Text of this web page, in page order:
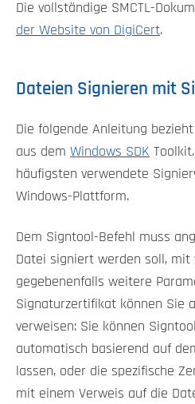
Die vollständige SMCTL-
der Website von DigiCert.
Dateien Signieren mit
Die folgende Anleitung
aus dem Windows SDK
häufigsten verwendete
Windows-Plattform.
Dem Signtool-Befehl muss
Datei signiert werden soll, mit
gegebenenfalls weitere
Signaturzertifikat können Sie
verweisen: Sie können
automatisch basierend auf
lassen, oder die spezifische
mit einem Verweis auf die